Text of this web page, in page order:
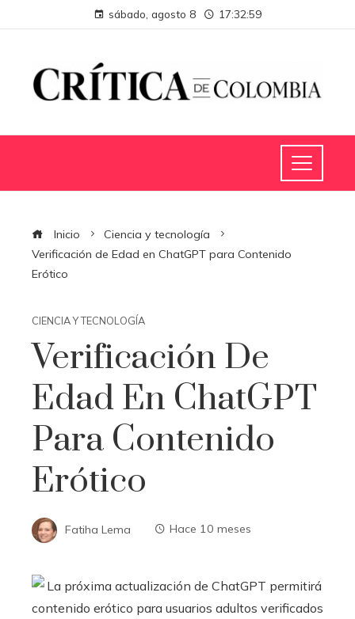
sábado, agosto 8 17:33:00
Inicio
Ciencia y tecnología
Verificación de Edad en ChatGPT para Contenido
Erótico
CIENCIA Y TECNOLOGÍA
Verificación De
Edad En ChatGPT
Para Contenido
Erótico
Fatiha Lema Hace 10 meses